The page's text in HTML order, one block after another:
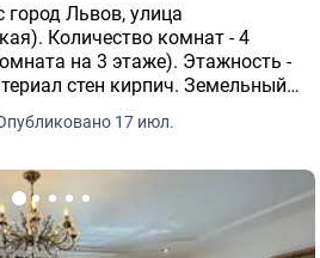
Количество комнат - 4
на 3 этаже). Этажность -
садоводство.
Общая площадь дома 183 м², жилая 66.
17 июл.